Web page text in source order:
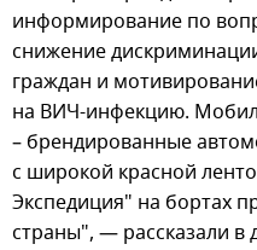
информирование по
снижение
граждан и
на ВИЧ-инфекцию.
– брендированные
с широкой красной
Экспедиция" на бортах
страны", — рассказали в